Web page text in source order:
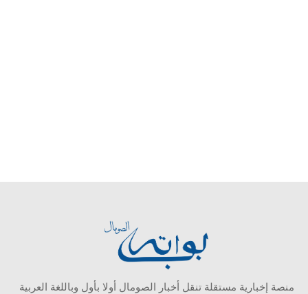
منصة إخبارية مستقلة تنقل أخبار الصومال أولا بأول وباللغة العربية